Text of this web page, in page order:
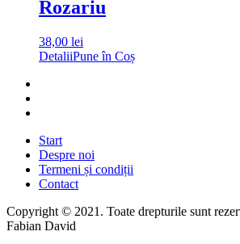
Rozariu
38,00 lei
DetaliiPune în Coș
Start
Despre noi
Termeni și condiții
Contact
Copyright © 2021. Toate drepturile sunt
Fabian David